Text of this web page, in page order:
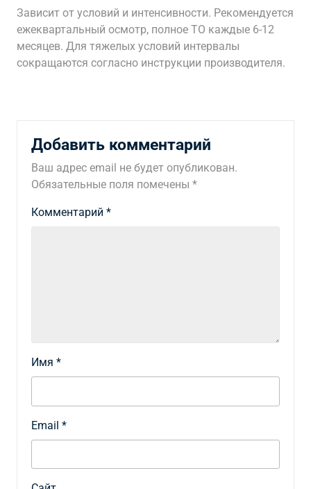
Зависит от условий и интенсивности. Рекомендуется
ежеквартальный осмотр, полное ТО каждые 6-12
месяцев. Для тяжелых условий интервалы
сокращаются согласно инструкции производителя.
Добавить комментарий
Ваш адрес email не будет опубликован.
Обязательные поля помечены *
Комментарий *
Имя *
Email *